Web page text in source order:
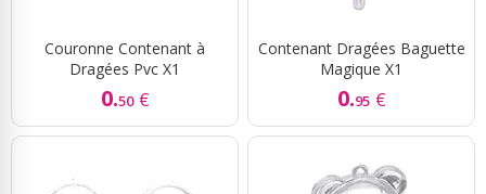
Couronne Contenant à
Dragées Pvc X1
0.50 €
Contenant Dragées Baguette
Magique X1
0.95 €